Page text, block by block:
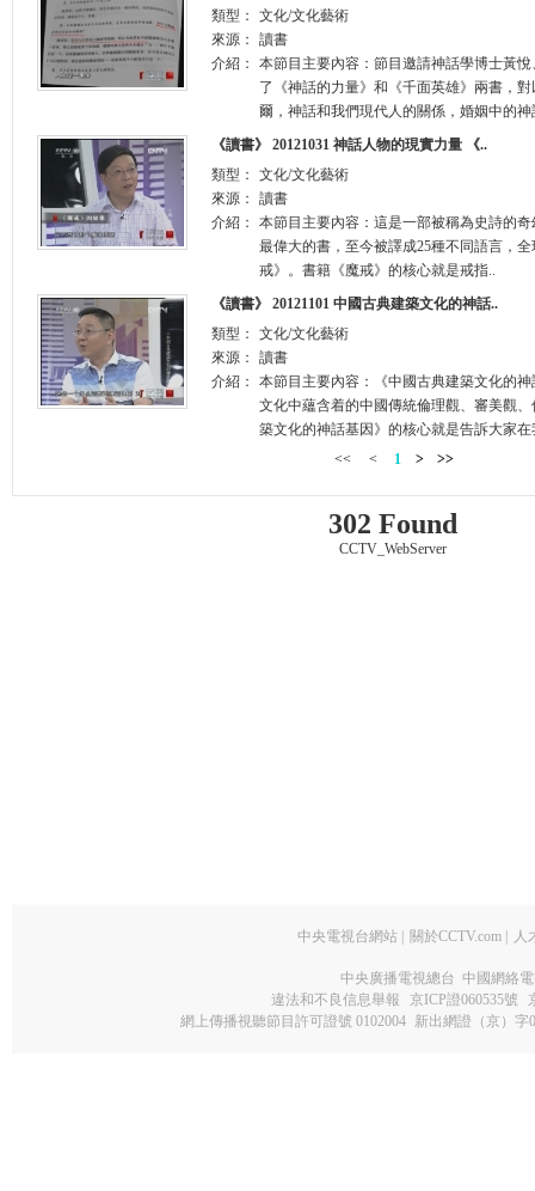
類型：
文化/文化藝術
來源：
讀書
介紹：
本節目主要內容：節目邀請神話學博士黃
了《神話的力量》和《千面英雄》兩書，
爾，神話和我們現代人的關係，婚姻中的神
《讀書》 20121031 神話人物的現實力量 《..
類型：
文化/文化藝術
來源：
讀書
介紹：
本節目主要內容：這是一部被稱為史詩的
最偉大的書，至今被譯成25種不同語言，
戒》。書籍《魔戒》的核心就是戒指..
《讀書》 20121101 中國古典建築文化的神話..
類型：
文化/文化藝術
來源：
讀書
介紹：
本節目主要內容：《中國古典建築文化的
文化中蘊含着的中國傳統倫理觀、審美觀
築文化的神話基因》的核心就是告訴大家在
<<
< 1 > >>
302 Found
CCTV_WebServer
中央電視台網站 關於CCTV.com 人
中央廣播電視總台 中國網絡
違法和不良信息舉報
京ICP證060535號
網上傳播視聽節目許可證號 0102004 新出網證（京）